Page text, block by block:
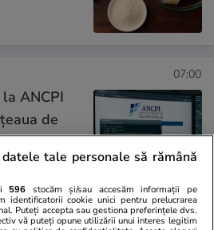
07:00
ANCPI
de
care
din
Radu
tale personale să rămână
596 stocăm și/sau accesăm informații pe
identificatorii cookie unici pentru prelucrarea
Puteți accepta sau gestiona preferințele dvs.
vă puteți opune utilizării unui interes legitim